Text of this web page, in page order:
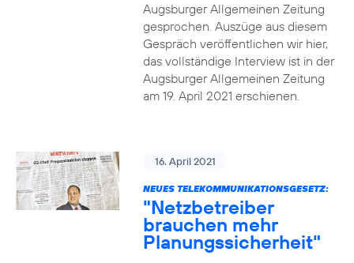
Augsburger Allgemeinen Zeitung
gesprochen. Auszüge aus diesem
Gespräch veröffentlichen wir hier,
das vollständige Interview ist in der
Augsburger Allgemeinen Zeitung
am 19. April 2021 erschienen.
16. April 2021
NEUES TELEKOMMUNIKATIONSGESETZ:
"Netzbetreiber
brauchen mehr
Planungssicherheit"